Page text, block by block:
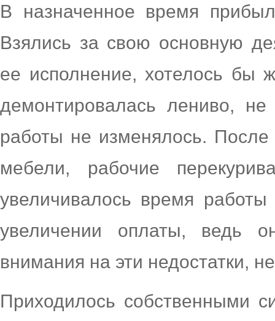
В назначенное время
Взялись за свою основную
ее исполнение, хотелось бы
демонтировалась лениво,
работы не изменялось.
мебели, рабочие
увеличивалось время
увеличении оплаты, ведь
внимания на эти недостатки,
Приходилось собственными